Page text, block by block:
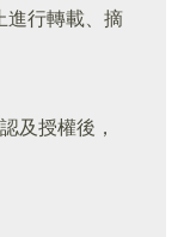
進行轉載、摘
及授權後，